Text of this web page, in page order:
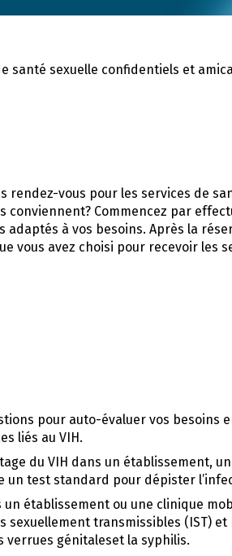
santé sexuelle confidentiels et
rendez-vous pour les services de
conviennent? Commencez par
à vos besoins. Après la
vous avez choisi pour recevoir les
pour auto-évaluer vos besoins
liés au VIH.
du VIH dans un établissement,
un test standard pour dépister
un établissement ou une clinique
transmissibles (IST)
verrues génitaleset la syphilis.